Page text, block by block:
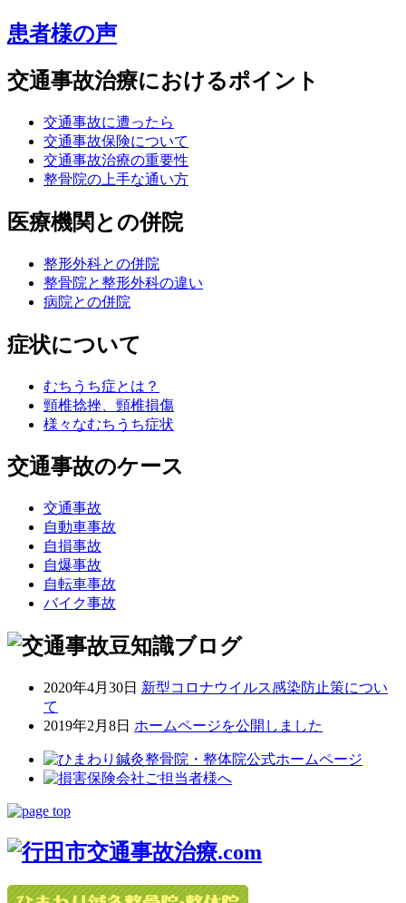
患者様の声
交通事故治療におけるポイント
交通事故に遭ったら
交通事故保険について
交通事故治療の重要性
整骨院の上手な通い方
医療機関との併院
整形外科との併院
整骨院と整形外科の違い
病院との併院
症状について
むちうち症とは？
頸椎捻挫、頸椎損傷
様々なむちうち症状
交通事故のケース
交通事故
自動車事故
自損事故
自爆事故
自転車事故
バイク事故
2020年4月30日 新型コロナウイルス感染防止策につい
て
2019年2月8日 ホームページを公開しました